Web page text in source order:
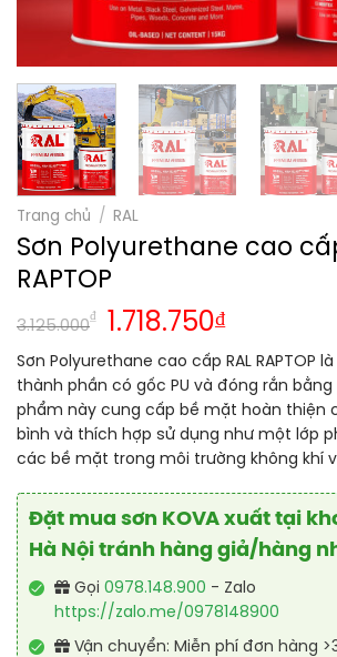
Trang chủ / RAL
Sơn Polyurethane cao
RAPTOP
3.125.000
₫
Giá
gốc
là:
3.125.000₫.
1.718.750₫Giá
hiện
tại
là:
Sơn Polyurethane cao cấp RAL RAPTOP
thành phần có gốc PU và đóng rắn bằng
phẩm này cung cấp bề mặt hoàn thiện
bình và thích hợp sử dụng như một lớp
các bề mặt trong môi trường không khí
Đặt mua sơn KOVA xuất tại
Hà Nội tránh hàng giả/hàng
Gọi 0978.148.900 - Zalo
https://zalo.me/0978148900
Vận chuyển: Miễn phí đơn hàng